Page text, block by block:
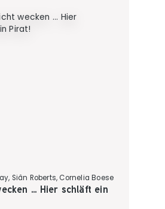
Siân Roberts, Cornelia Boese
... Hier schläft ein